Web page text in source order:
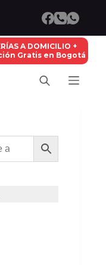
A DOMICILIO +
Gratis en Bogotá